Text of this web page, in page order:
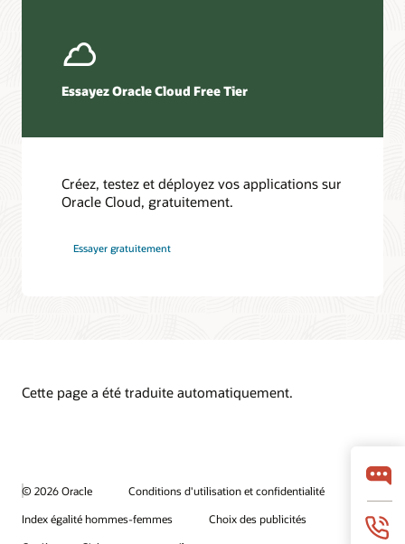
Essayez Oracle Cloud Free Tier
Créez, testez et déployez vos applications sur
Oracle Cloud, gratuitement.
Essayer gratuitement
Cette page a été traduite automatiquement.
© 2026 Oracle
Conditions d'utilisation et confidentialité
Index égalité hommes-femmes
Choix des publicités